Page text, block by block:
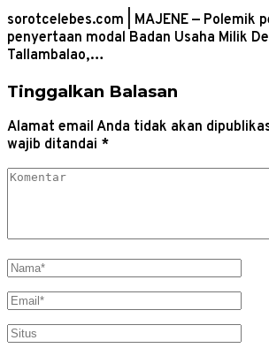
sorotcelebes.com | MAJENE — Polemik
penyertaan modal Badan Usaha Milik
Tallambalao,…
Tinggalkan Balasan
Alamat email Anda tidak akan
wajib ditandai *